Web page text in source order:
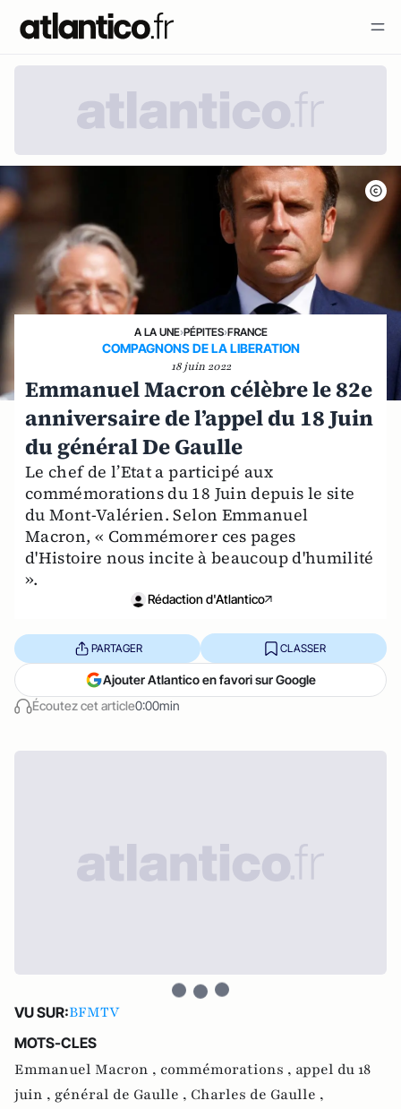
A LA UNE›PÉPITES›FRANCE
COMPAGNONS DE LA LIBERATION
18 juin 2022
Emmanuel Macron célèbre le 82e
anniversaire de l’appel du 18 Juin
du général De Gaulle
Le chef de l’Etat a participé aux
commémorations du 18 Juin depuis le site
du Mont-Valérien. Selon Emmanuel
Macron, « Commémorer ces pages
d'Histoire nous incite à beaucoup d'humilité
».
Rédaction d'Atlantico
Écoutez cet article0:00min
PARTAGER CLASSER
Ajouter Atlantico en favori sur Google
VU SUR:BFMTV
MOTS-CLES
Emmanuel Macron , commémorations , appel du 18
juin , général de Gaulle , Charles de Gaulle ,